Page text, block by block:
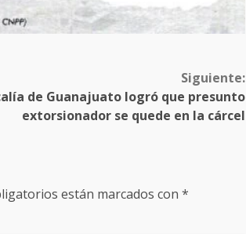
Siguiente:
de Guanajuato logró que presunto
extorsionador se quede en la cárcel
están marcados con *